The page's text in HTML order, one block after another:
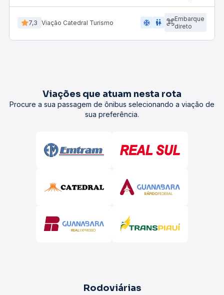
7,3 Viação Catedral Turismo ac_unit wc
Embarque
direto
Viações que atuam nesta rota
Procure a sua passagem de ônibus selecionando a viação de
sua preferência.
Rodoviárias